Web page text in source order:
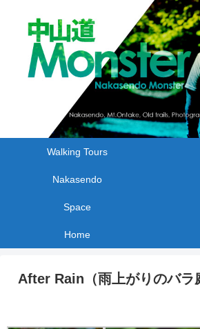
Walking Tours
Nakasendo
Space
Home
After Rain（雨上がりのバラ